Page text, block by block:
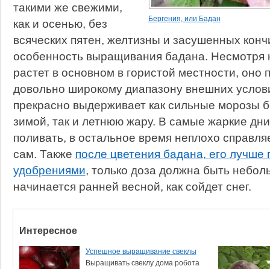
Бергения, или Бадан
такими же свежими,
как и осенью, без
всяческих пятен, желтизны и засушенных
особенность выращивания бадана. Несмотря
растет в основном в гористой местности, оно
довольно широкому диапазону внешних
прекрасно выдерживает как сильные морозы
зимой, так и летнюю жару. В самые жаркие
поливать, в остальное время неплохо
сам. Также после цветения бадана, его лучше
удобрениями, только доза должна быть
начинается ранней весной, как сойдет снег.
Интересное
Успешное выращивание свеклы
Выращивать свеклу дома робота